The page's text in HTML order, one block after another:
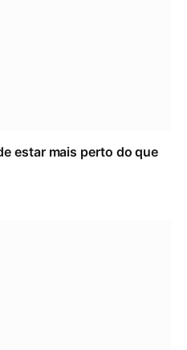
estar mais perto do que